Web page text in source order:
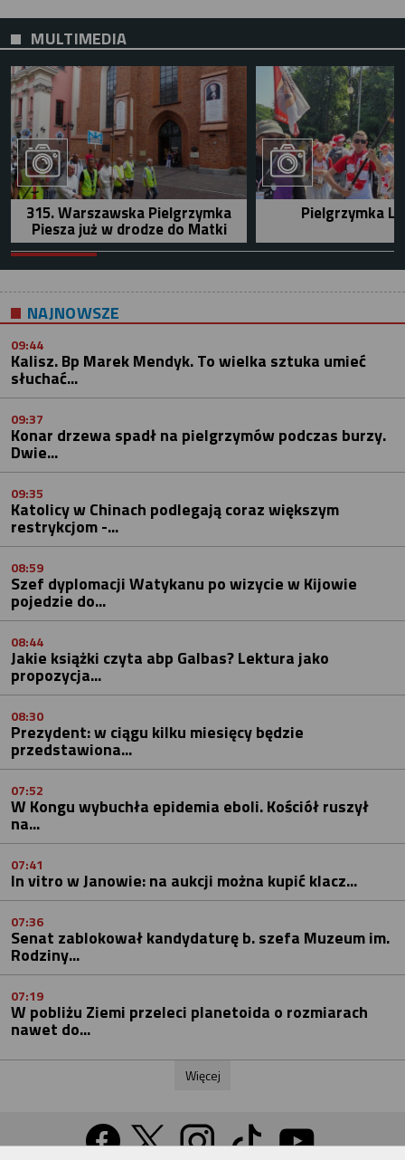
MULTIMEDIA
315. Warszawska Pielgrzymka
Piesza już w drodze do Matki
Pielgrzymka
NAJNOWSZE
09:44
Kalisz. Bp Marek Mendyk. To wielka sztuka umieć
słuchać...
09:37
Konar drzewa spadł na pielgrzymów podczas burzy.
Dwie...
09:35
Katolicy w Chinach podlegają coraz większym
restrykcjom -...
08:59
Szef dyplomacji Watykanu po wizycie w Kijowie
pojedzie do...
08:44
Jakie książki czyta abp Galbas? Lektura jako
propozycja...
08:30
Prezydent: w ciągu kilku miesięcy będzie
przedstawiona...
07:52
W Kongu wybuchła epidemia eboli. Kościół ruszył
na...
07:41
In vitro w Janowie: na aukcji można kupić klacz...
07:36
Senat zablokował kandydaturę b. szefa Muzeum im.
Rodziny...
07:19
W pobliżu Ziemi przeleci planetoida o rozmiarach
nawet do...
Więcej